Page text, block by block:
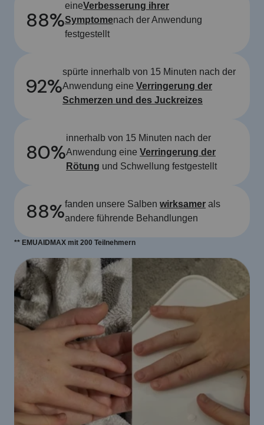
88%
eineVerbesserung ihrer
Symptomenach der Anwendung
festgestellt
92%
spürte innerhalb von 15 Minuten nach der
Anwendung eine Verringerung der
Schmerzen und des Juckreizes
80%
innerhalb von 15 Minuten nach der
Anwendung eine Verringerung der
Rötung und Schwellung festgestellt
88%fanden unsere Salben wirksamer als
andere führende Behandlungen
** EMUAIDMAX mit 200 Teilnehmern